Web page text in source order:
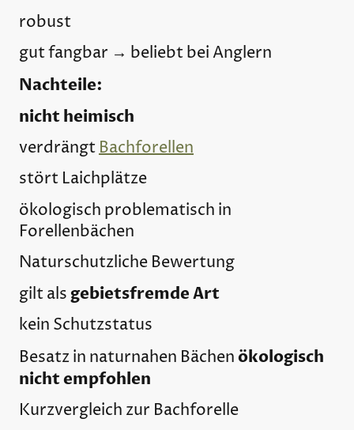
robust
gut fangbar → beliebt bei Anglern
Nachteile:
nicht heimisch
verdrängtBachforellen
stört Laichplätze
ökologisch problematisch in
Forellenbächen
Naturschutzliche Bewertung
gilt als gebietsfremde Art
kein Schutzstatus
Besatz in naturnahen Bächenökologisch
nicht empfohlen
Kurzvergleich zur Bachforelle